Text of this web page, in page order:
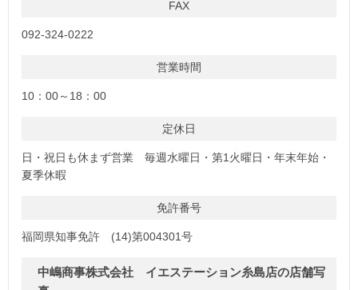
FAX
092-324-0222
営業時間
10：00～18：00
定休日
日・祝日も休まず営業 毎週水曜日・第1火曜日・年末年始・
夏季休暇
免許番号
福岡県知事免許 (14)第004301号
中嶋商事株式会社 イエステーション糸島店の店舗写